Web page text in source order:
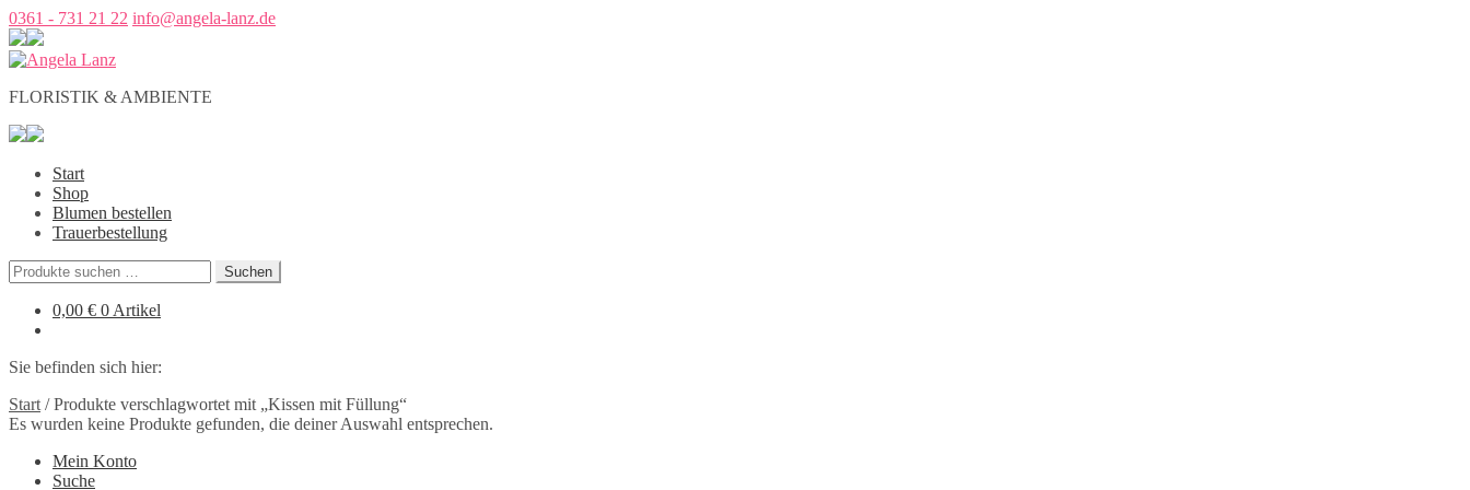
0361 - 731 21 22 info@angela-lanz.de
FLORISTIK & AMBIENTE
Start
Shop
Blumen bestellen
Trauerbestellung
Suchen
nach:
Suchen
0,00 € 0 Artikel
Sie befinden sich hier:
Start /Produkte verschlagwortet mit „Kissen mit Füllung“
Es wurden keine Produkte gefunden, die deiner Auswahl entsprechen.
Mein Konto
Suche